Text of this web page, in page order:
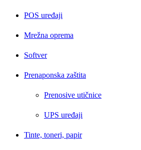
POS uređaji
Mrežna oprema
Softver
Prenaponska zaštita
Prenosive utičnice
UPS uređaji
Tinte, toneri, papir